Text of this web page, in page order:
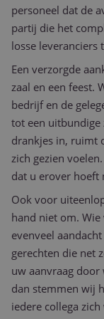
personeel dat de
partij die het
losse leveranciers
Een verzorgde
zaal en een feest.
bedrijf en de
tot een uitbundige
drankjes in, ruimt
zich gezien
dat u erover hoeft
Ook voor
hand niet om.
evenveel
gerechten die net
uw aanvraag
dan stemmen wij
iedere collega